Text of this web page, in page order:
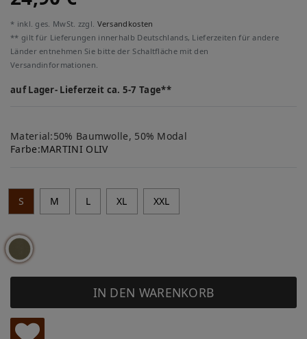
* inkl. ges. MwSt. zzgl. Versandkosten
** gilt für Lieferungen innerhalb Deutschlands, Lieferzeiten für andere
Länder entnehmen Sie bitte der Schaltfläche mit den
Versandinformationen.
auf Lager- Lieferzeit ca. 5-7 Tage**
Material:50% Baumwolle, 50% Modal
Farbe:MARTINI OLIV
S M L XL XXL
IN DEN WARENKORB